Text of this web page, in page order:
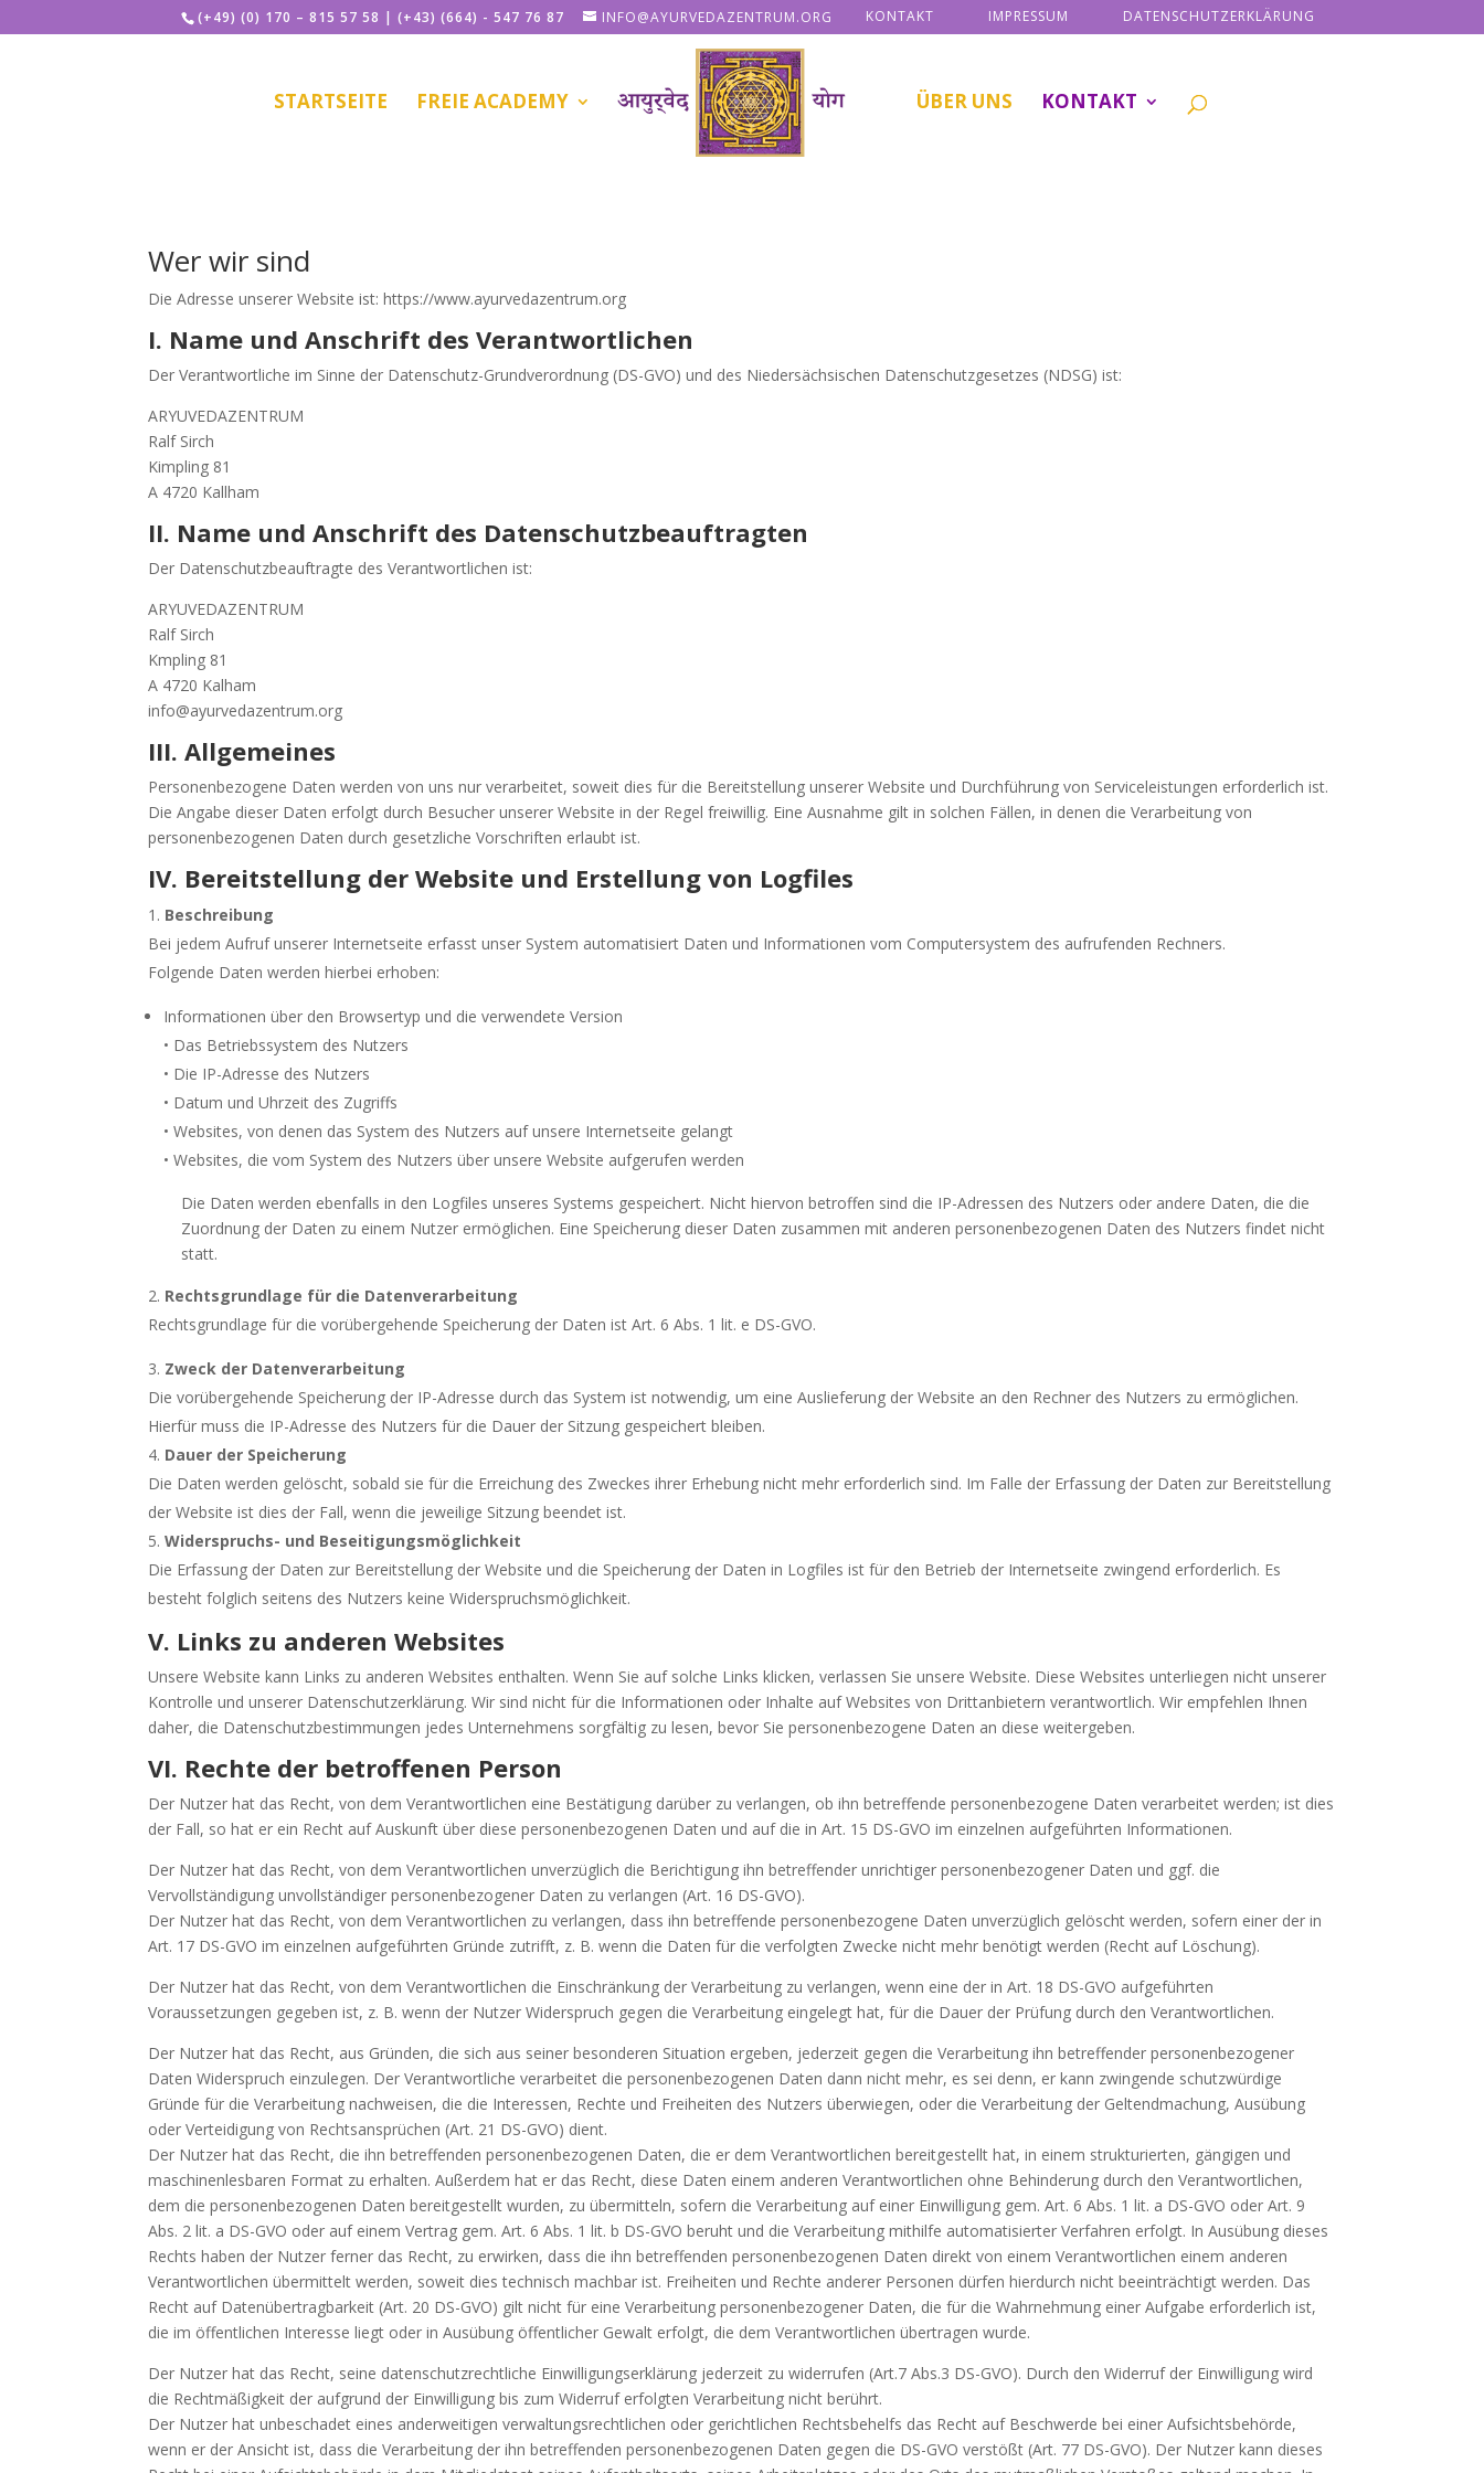
(+49) (0) 170 – 815 57 58 | (+43) (664) - 547 76 87 INFO@AYURVEDAZENTRUM.ORG KONTAKT IMPRESSUM DATENSCHUTZERKLÄRUNG
STARTSEITE FREIE ACADEMY ÜBER UNS KONTAKT
Wer wir sind
Die Adresse unserer Website ist: https://www.ayurvedazentrum.org
I. Name und Anschrift des Verantwortlichen
Der Verantwortliche im Sinne der Datenschutz-Grundverordnung (DS-GVO) und des Niedersächsischen Datenschutzgesetzes (NDSG) ist:
ARYUVEDAZENTRUM
Ralf Sirch
Kimpling 81
A 4720 Kallham
II. Name und Anschrift des Datenschutzbeauftragten
Der Datenschutzbeauftragte des Verantwortlichen ist:
ARYUVEDAZENTRUM
Ralf Sirch
Kmpling 81
A 4720 Kalham
info@ayurvedazentrum.org
III. Allgemeines
Personenbezogene Daten werden von uns nur verarbeitet, soweit dies für die Bereitstellung unserer Website und Durchführung von Serviceleistungen erforderlich ist.
Die Angabe dieser Daten erfolgt durch Besucher unserer Website in der Regel freiwillig. Eine Ausnahme gilt in solchen Fällen, in denen die Verarbeitung von
personenbezogenen Daten durch gesetzliche Vorschriften erlaubt ist.
IV. Bereitstellung der Website und Erstellung von Logfiles
Beschreibung
Bei jedem Aufruf unserer Internetseite erfasst unser System automatisiert Daten und Informationen vom Computersystem des aufrufenden Rechners.
Folgende Daten werden hierbei erhoben:
Informationen über den Browsertyp und die verwendete Version
• Das Betriebssystem des Nutzers
• Die IP-Adresse des Nutzers
• Datum und Uhrzeit des Zugriffs
• Websites, von denen das System des Nutzers auf unsere Internetseite gelangt
• Websites, die vom System des Nutzers über unsere Website aufgerufen werden
Die Daten werden ebenfalls in den Logfiles unseres Systems gespeichert. Nicht hiervon betroffen sind die IP-Adressen des Nutzers oder andere Daten, die die
Zuordnung der Daten zu einem Nutzer ermöglichen. Eine Speicherung dieser Daten zusammen mit anderen personenbezogenen Daten des Nutzers findet nicht
statt.
Rechtsgrundlage für die Datenverarbeitung
Rechtsgrundlage für die vorübergehende Speicherung der Daten ist Art. 6 Abs. 1 lit. e DS-GVO.
Zweck der Datenverarbeitung
Die vorübergehende Speicherung der IP-Adresse durch das System ist notwendig, um eine Auslieferung der Website an den Rechner des Nutzers zu ermöglichen.
Hierfür muss die IP-Adresse des Nutzers für die Dauer der Sitzung gespeichert bleiben.
Dauer der Speicherung
Die Daten werden gelöscht, sobald sie für die Erreichung des Zweckes ihrer Erhebung nicht mehr erforderlich sind. Im Falle der Erfassung der Daten zur Bereitstellung
der Website ist dies der Fall, wenn die jeweilige Sitzung beendet ist.
Widerspruchs- und Beseitigungsmöglichkeit
Die Erfassung der Daten zur Bereitstellung der Website und die Speicherung der Daten in Logfiles ist für den Betrieb der Internetseite zwingend erforderlich. Es
besteht folglich seitens des Nutzers keine Widerspruchsmöglichkeit.
V. Links zu anderen Websites
Unsere Website kann Links zu anderen Websites enthalten. Wenn Sie auf solche Links klicken, verlassen Sie unsere Website. Diese Websites unterliegen nicht unserer
Kontrolle und unserer Datenschutzerklärung. Wir sind nicht für die Informationen oder Inhalte auf Websites von Drittanbietern verantwortlich. Wir empfehlen Ihnen
daher, die Datenschutzbestimmungen jedes Unternehmens sorgfältig zu lesen, bevor Sie personenbezogene Daten an diese weitergeben.
VI. Rechte der betroffenen Person
Der Nutzer hat das Recht, von dem Verantwortlichen eine Bestätigung darüber zu verlangen, ob ihn betreffende personenbezogene Daten verarbeitet werden; ist dies
der Fall, so hat er ein Recht auf Auskunft über diese personenbezogenen Daten und auf die in Art. 15 DS-GVO im einzelnen aufgeführten Informationen.
Der Nutzer hat das Recht, von dem Verantwortlichen unverzüglich die Berichtigung ihn betreffender unrichtiger personenbezogener Daten und ggf. die
Vervollständigung unvollständiger personenbezogener Daten zu verlangen (Art. 16 DS-GVO).
Der Nutzer hat das Recht, von dem Verantwortlichen zu verlangen, dass ihn betreffende personenbezogene Daten unverzüglich gelöscht werden, sofern einer der in
Art. 17 DS-GVO im einzelnen aufgeführten Gründe zutrifft, z. B. wenn die Daten für die verfolgten Zwecke nicht mehr benötigt werden (Recht auf Löschung).
Der Nutzer hat das Recht, von dem Verantwortlichen die Einschränkung der Verarbeitung zu verlangen, wenn eine der in Art. 18 DS-GVO aufgeführten
Voraussetzungen gegeben ist, z. B. wenn der Nutzer Widerspruch gegen die Verarbeitung eingelegt hat, für die Dauer der Prüfung durch den Verantwortlichen.
Der Nutzer hat das Recht, aus Gründen, die sich aus seiner besonderen Situation ergeben, jederzeit gegen die Verarbeitung ihn betreffender personenbezogener
Daten Widerspruch einzulegen. Der Verantwortliche verarbeitet die personenbezogenen Daten dann nicht mehr, es sei denn, er kann zwingende schutzwürdige
Gründe für die Verarbeitung nachweisen, die die Interessen, Rechte und Freiheiten des Nutzers überwiegen, oder die Verarbeitung der Geltendmachung, Ausübung
oder Verteidigung von Rechtsansprüchen (Art. 21 DS-GVO) dient.
Der Nutzer hat das Recht, die ihn betreffenden personenbezogenen Daten, die er dem Verantwortlichen bereitgestellt hat, in einem strukturierten, gängigen und
maschinenlesbaren Format zu erhalten. Außerdem hat er das Recht, diese Daten einem anderen Verantwortlichen ohne Behinderung durch den Verantwortlichen,
dem die personenbezogenen Daten bereitgestellt wurden, zu übermitteln, sofern die Verarbeitung auf einer Einwilligung gem. Art. 6 Abs. 1 lit. a DS-GVO oder Art. 9
Abs. 2 lit. a DS-GVO oder auf einem Vertrag gem. Art. 6 Abs. 1 lit. b DS-GVO beruht und die Verarbeitung mithilfe automatisierter Verfahren erfolgt. In Ausübung dieses
Rechts haben der Nutzer ferner das Recht, zu erwirken, dass die ihn betreffenden personenbezogenen Daten direkt von einem Verantwortlichen einem anderen
Verantwortlichen übermittelt werden, soweit dies technisch machbar ist. Freiheiten und Rechte anderer Personen dürfen hierdurch nicht beeinträchtigt werden. Das
Recht auf Datenübertragbarkeit (Art. 20 DS-GVO) gilt nicht für eine Verarbeitung personenbezogener Daten, die für die Wahrnehmung einer Aufgabe erforderlich ist,
die im öffentlichen Interesse liegt oder in Ausübung öffentlicher Gewalt erfolgt, die dem Verantwortlichen übertragen wurde.
Der Nutzer hat das Recht, seine datenschutzrechtliche Einwilligungserklärung jederzeit zu widerrufen (Art.7 Abs.3 DS-GVO). Durch den Widerruf der Einwilligung wird
die Rechtmäßigkeit der aufgrund der Einwilligung bis zum Widerruf erfolgten Verarbeitung nicht berührt.
Der Nutzer hat unbeschadet eines anderweitigen verwaltungsrechtlichen oder gerichtlichen Rechtsbehelfs das Recht auf Beschwerde bei einer Aufsichtsbehörde,
wenn er der Ansicht ist, dass die Verarbeitung der ihn betreffenden personenbezogenen Daten gegen die DS-GVO verstößt (Art. 77 DS-GVO). Der Nutzer kann dieses